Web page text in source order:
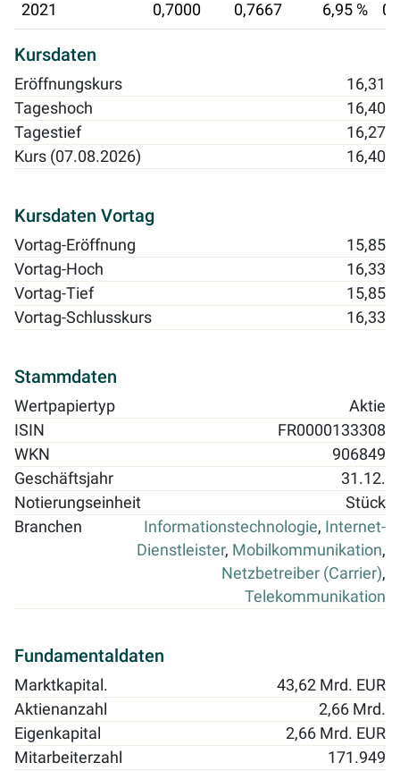
2021 0,7000 0,7667 6,95 %
Kursdaten
Eröffnungskurs
16,31
Tageshoch
16,40
Tagestief
16,27
Kurs (07.08.2026)
16,40
Kursdaten Vortag
Vortag-Eröffnung
15,85
Vortag-Hoch
16,33
Vortag-Tief
15,85
Vortag-Schlusskurs
16,33
Stammdaten
Wertpapiertyp
Aktie
ISIN
FR0000133308
WKN
906849
Geschäftsjahr
31.12.
Notierungseinheit
Stück
Branchen
Informationstechnologie, Internet-
Dienstleister, Mobilkommunikation,
Netzbetreiber (Carrier),
Telekommunikation
Fundamentaldaten
Marktkapital.
43,62 Mrd. EUR
Aktienanzahl
2,66 Mrd.
Eigenkapital
2,66 Mrd. EUR
Mitarbeiterzahl
171.949